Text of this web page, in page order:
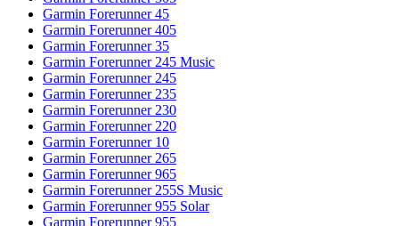
Garmin Forerunner 45
Garmin Forerunner 405
Garmin Forerunner 35
Garmin Forerunner 245 Music
Garmin Forerunner 245
Garmin Forerunner 235
Garmin Forerunner 230
Garmin Forerunner 220
Garmin Forerunner 10
Garmin Forerunner 265
Garmin Forerunner 965
Garmin Forerunner 255S Music
Garmin Forerunner 955 Solar
Garmin Forerunner 955